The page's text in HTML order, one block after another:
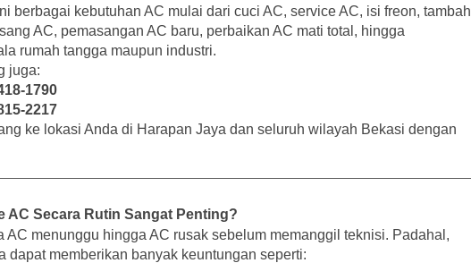
berbagai kebutuhan AC mulai dari cuci AC, service AC, isi freon, tambah
AC, pemasangan AC baru, perbaikan AC mati total, hingga
rumah tangga maupun industri.
juga:
1790
2217
ke lokasi Anda di Harapan Jaya dan seluruh wilayah Bekasi dengan
AC Secara Rutin Sangat Penting?
AC menunggu hingga AC rusak sebelum memanggil teknisi. Padahal,
dapat memberikan banyak keuntungan seperti: